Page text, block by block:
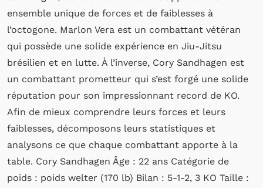
ensemble unique de forces et de faiblesses à
l’octogone. Marlon Vera est un combattant vétéran
qui possède une solide expérience en Jiu-Jitsu
brésilien et en lutte. À l’inverse, Cory Sandhagen est
un combattant prometteur qui s’est forgé une solide
réputation pour son impressionnant record de KO.
Afin de mieux comprendre leurs forces et leurs
faiblesses, décomposons leurs statistiques et
analysons ce que chaque combattant apporte à la
table. Cory Sandhagen Âge : 22 ans Catégorie de
poids : poids welter (170 lb) Bilan : 5-1-2, 3 KO Taille :